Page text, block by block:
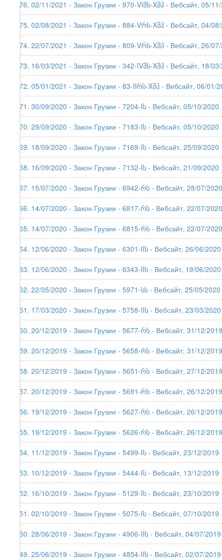
176. 02/11/2021 - Закон Грузии - 970-VIმს-Xმპ - Вебсайт, 05/
175. 02/08/2021 - Закон Грузии - 884-Vრს-Xმპ - Вебсайт, 04/
174. 22/07/2021 - Закон Грузии - 809-Vრს-Xმპ - Вебсайт, 26/
173. 16/03/2021 - Закон Грузии - 342-IVმს-Xმპ - Вебсайт, 18/
172. 05/01/2021 - Закон Грузии - 83-IIრს-Xმპ - Вебсайт, 06/
171. 30/09/2020 - Закон Грузии - 7204-Iს - Вебсайт, 05/10/2020
170. 29/09/2020 - Закон Грузии - 7183-Iს - Вебсайт, 05/10/2020
169. 18/09/2020 - Закон Грузии - 7169-Iს - Вебсайт, 25/09/2020
168. 16/09/2020 - Закон Грузии - 7132-Iს - Вебсайт, 21/09/2020
167. 15/07/2020 - Закон Грузии - 6942-რს - Вебсайт, 28/07/2020
166. 14/07/2020 - Закон Грузии - 6817-რს - Вебсайт, 22/07/
165. 14/07/2020 - Закон Грузии - 6815-რს - Вебсайт, 22/07/2020
164. 12/06/2020 - Закон Грузии - 6301-IIს - Вебсайт, 26/06/2020
163. 12/06/2020 - Закон Грузии - 6343-IIს - Вебсайт, 19/06/2020
162. 22/05/2020 - Закон Грузии - 5971-სს - Вебсайт, 25/05/2020
161. 17/03/2020 - Закон Грузии - 5758-IIს - Вебсайт, 23/03/2020
160. 20/12/2019 - Закон Грузии - 5677-რს - Вебсайт, 31/12/2019
159. 20/12/2019 - Закон Грузии - 5658-რს - Вебсайт, 31/12/2019
158. 20/12/2019 - Закон Грузии - 5651-რს - Вебсайт, 27/12/2019
157. 20/12/2019 - Закон Грузии - 5691-რს - Вебсайт, 26/12/2019
156. 19/12/2019 - Закон Грузии - 5627-რს - Вебсайт, 26/12/2019
155. 19/12/2019 - Закон Грузии - 5626-რს - Вебсайт, 26/12/2019
154. 11/12/2019 - Закон Грузии - 5499-Iს - Вебсайт, 23/12/2019
153. 10/12/2019 - Закон Грузии - 5444-Iს - Вебсайт, 13/12/2019
152. 16/10/2019 - Закон Грузии - 5129-Iს - Вебсайт, 23/10/2019
151. 02/10/2019 - Закон Грузии - 5075-Iს - Вебсайт, 07/10/2019
150. 28/06/2019 - Закон Грузии - 4906-IIს - Вебсайт, 04/07/2019
149. 25/06/2019 - Закон Грузии - 4854-IIს - Вебсайт, 02/07/2019